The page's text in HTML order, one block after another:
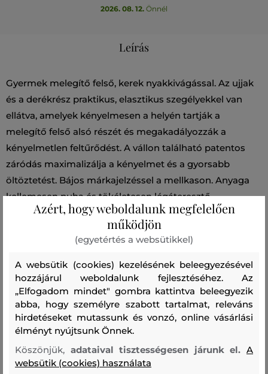
2026. 08. 12. Önnél
Leírás
Gyermek melegítő felső, kerek nyakkivágással. Az ujjak
és a derékrész praktikus, elasztikus szegélyekkel van
ellátva, amelyek kényelmesen a helyén tartják a
melegítő felső alsó részét és megakadályozzák a
kényelmetlen feltűrődést. A vállon található patentos
záródás maximalizálja a kényelmet és a gyorsabb
öltöztetést. Bájos márkajelzéssel a mellkason. Anyaga
kellemesen puha és tökéletesen légáteresztő
pamutszálból készült. Praktikus darab, amelyben
kisbabája egész napos viselet során is nagyon jól fogja
Szabás/Típus REGULAR Szezon: PS24
Termék kódja
506746-723-GN-421
Összetétel
felső anyag
Azért, hogy weboldalunk megfelelően
működjön
(egyetértés a websütikkel)
A websütik (cookies) kezelésének beleegyezésével
hozzájárul weboldalunk fejlesztéséhez. Az
„Elfogadom mindet" gombra kattintva beleegyezik
abba, hogy személyre szabott tartalmat, releváns
hirdetéseket mutassunk és vonzó, online vásárlási
élményt nyújtsunk Önnek.
Köszönjük, adataival tisztességesen járunk el.A
websütik (cookies) használata